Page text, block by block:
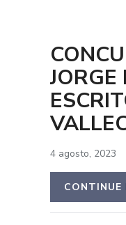
4 agosto, 2023
CONTINUE